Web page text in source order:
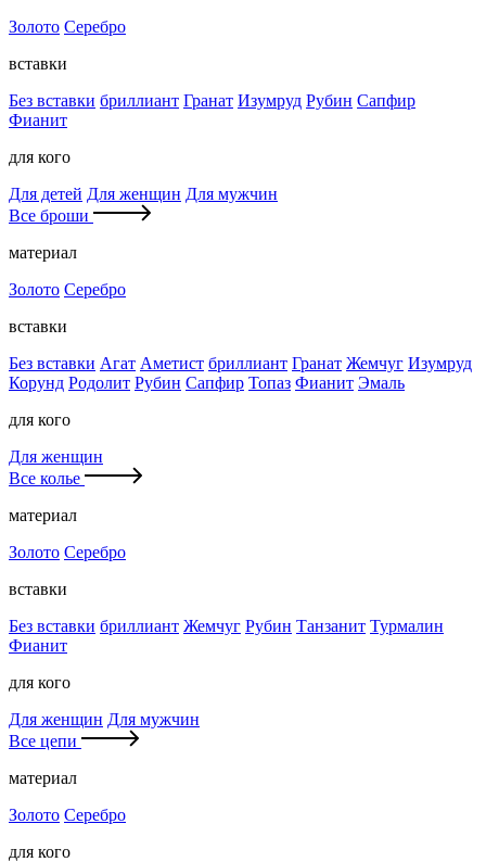
Золото Серебро
вставки
Без вставки бриллиант Гранат Изумруд Рубин Сапфир
Фианит
для кого
Для детей Для женщин Для мужчин
Все броши
материал
Золото Серебро
вставки
Без вставки Агат Аметист бриллиант Гранат Жемчуг Изумруд
Корунд Родолит Рубин Сапфир Топаз Фианит Эмаль
для кого
Для женщин
Все колье
материал
Золото Серебро
вставки
Без вставки бриллиант Жемчуг Рубин Танзанит Турмалин
Фианит
для кого
Для женщин Для мужчин
Все цепи
материал
Золото Серебро
для кого